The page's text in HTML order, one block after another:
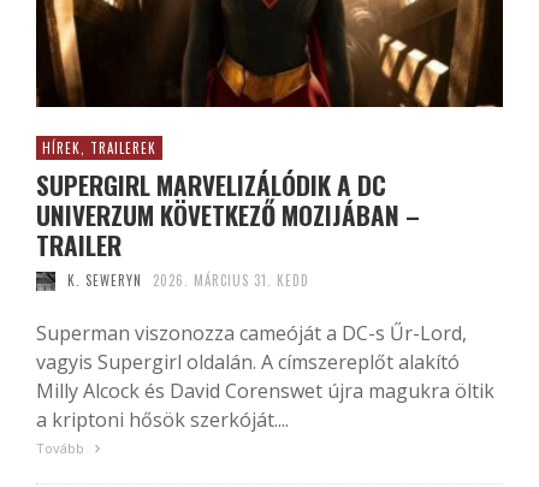
HÍREK, TRAILEREK
SUPERGIRL MARVELIZÁLÓDIK A DC
UNIVERZUM KÖVETKEZŐ MOZIJÁBAN –
TRAILER
K. SEWERYN 2026. MÁRCIUS 31. KEDD
Superman viszonozza cameóját a DC-s Űr-Lord,
vagyis Supergirl oldalán. A címszereplőt alakító
Milly Alcock és David Corenswet újra magukra öltik
a kriptoni hősök szerkóját....
Tovább